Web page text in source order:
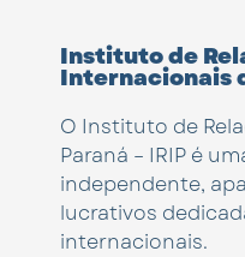
Instituto de
Internacionais
O Instituto de
Paraná – IRIP é
independente,
lucrativos
internacionais.